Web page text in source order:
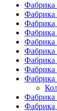
Фабрика
Фабрика
Фабрика
Фабрика